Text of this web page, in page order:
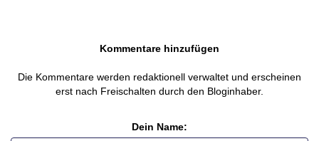
Kommentare hinzufügen
Die Kommentare werden redaktionell verwaltet und erscheinen
erst nach Freischalten durch den Bloginhaber.
Dein Name: